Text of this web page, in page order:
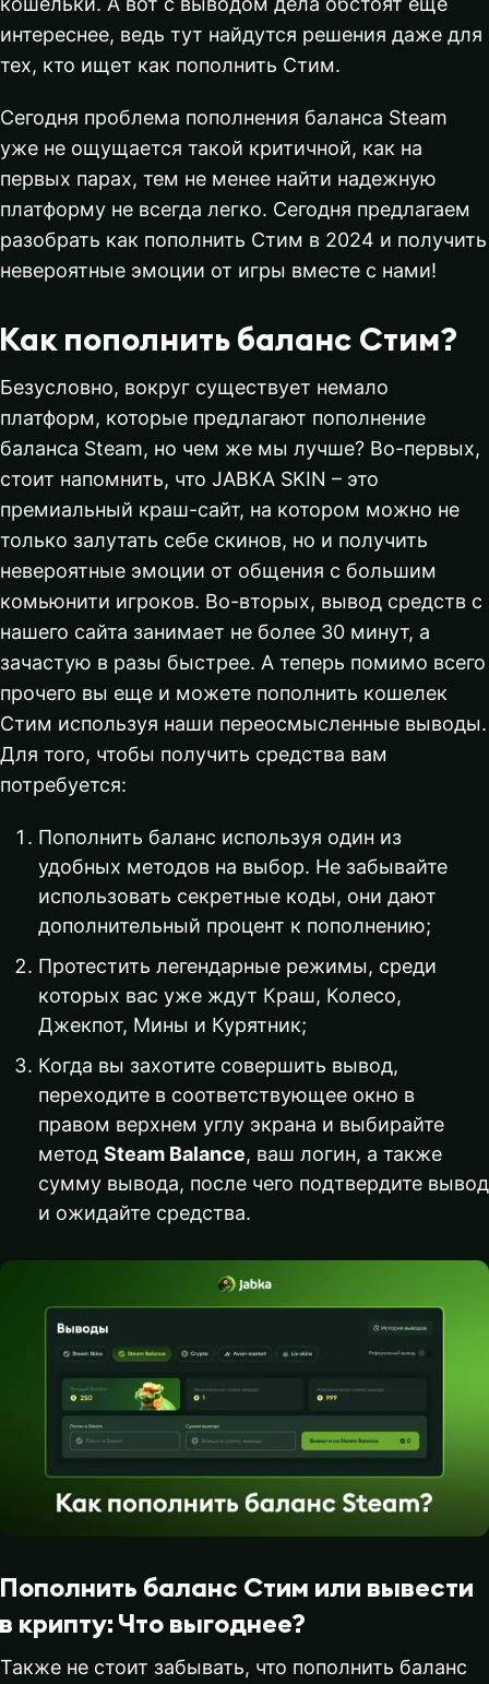
интереснее, ведь тут найдутся решения даже для
тех, кто ищет как пополнить Стим.
Сегодня проблема пополнения баланса Steam
уже не ощущается такой критичной, как на
первых парах, тем не менее найти надежную
платформу не всегда легко. Сегодня предлагаем
разобрать как пополнить Стим в 2024 и получить
невероятные эмоции от игры вместе с нами!
Как пополнить баланс Стим?
Безусловно, вокруг существует немало
платформ, которые предлагают пополнение
баланса Steam, но чем же мы лучше? Во-первых,
стоит напомнить, что JABKA SKIN – это
премиальный краш-сайт, на котором можно не
только залутать себе скинов, но и получить
невероятные эмоции от общения с большим
комьюнити игроков. Во-вторых, вывод средств с
нашего сайта занимает не более 30 минут, а
зачастую в разы быстрее. А теперь помимо всего
прочего вы еще и можете пополнить кошелек
Стим используя наши переосмысленные выводы.
Для того, чтобы получить средства вам
потребуется:
Пополнить баланс используя один из
удобных методов на выбор. Не забывайте
использовать секретные коды, они дают
дополнительный процент к пополнению;
Протестить легендарные режимы, среди
которых вас уже ждут Краш, Колесо,
Джекпот, Мины и Курятник;
Когда вы захотите совершить вывод,
переходите в соответствующее окно в
правом верхнем углу экрана и выбирайте
метод Steam Balance, ваш логин, а также
сумму вывода, после чего подтвердите вывод
и ожидайте средства.
Пополнить баланс Стим или вывести
в крипту: Что выгоднее?
Также не стоит забывать, что пополнить баланс